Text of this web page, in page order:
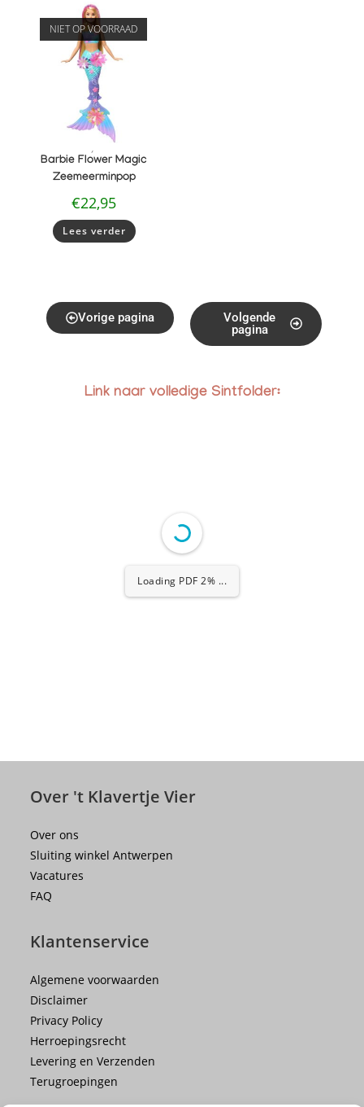
NIET OP VOORRAAD
,
Barbie Flower Magic
Zeemeerminpop
€22,95
Lees verder
Vorige pagina
Volgende
pagina
Link naar volledige Sintfolder:
32/84
Over 't Klavertje Vier
Vacatures
Klantenservice
Algemene voorwaarden
Disclaimer